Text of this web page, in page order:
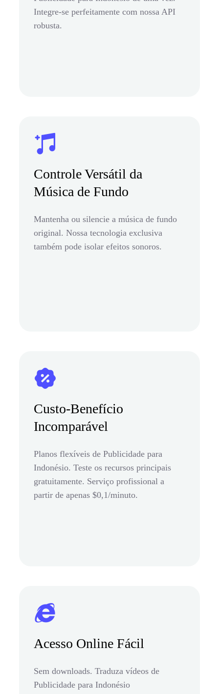
Integre-se perfeitamente com nossa API
robusta.
Controle Versátil da
Música de Fundo
Mantenha ou silencie a música de fundo
original. Nossa tecnologia exclusiva
também pode isolar efeitos sonoros.
Custo-Benefício
Incomparável
Planos flexíveis de Publicidade para
Indonésio. Teste os recursos principais
gratuitamente. Serviço profissional a
partir de apenas $0,1/minuto.
Acesso Online Fácil
Sem downloads. Traduza vídeos de
Publicidade para Indonésio